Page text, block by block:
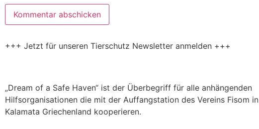
+++ Jetzt für unseren Tierschutz Newsletter anmelden +++
„Dream of a Safe Haven“ ist der Überbegriff für alle anhängenden
Hilfsorganisationen die mit der Auffangstation des Vereins Fisom in
Kalamata Griechenland kooperieren.